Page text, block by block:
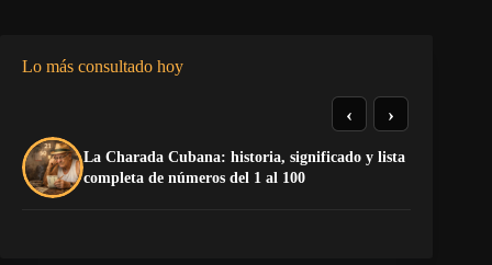
Lo más consultado hoy
La Charada Cubana: historia, significado y lista
completa de números del 1 al 100
‹ ›